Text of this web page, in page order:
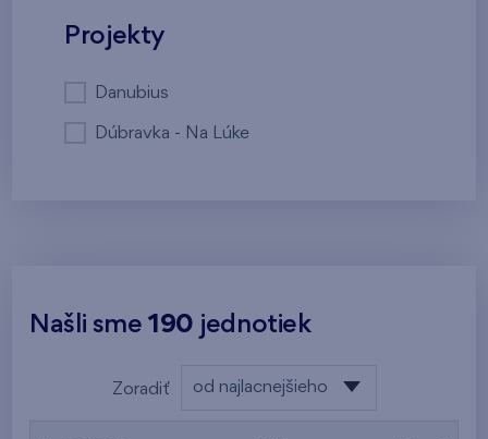
Projekty
Danubius
Dúbravka - Na Lúke
Našli sme 190 jednotiek
Zoradiť od najlacnejšieho